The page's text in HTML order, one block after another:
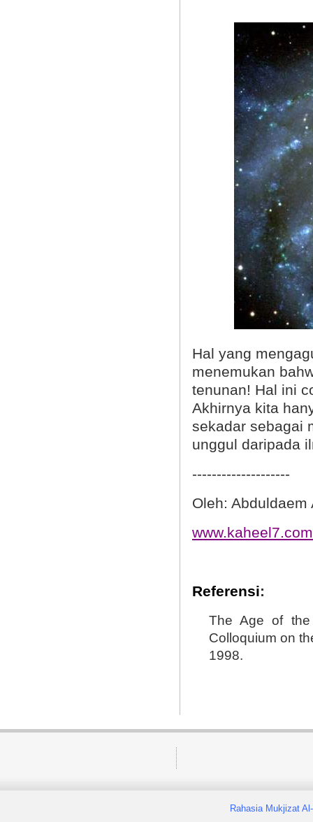
Hal yang
menemukan
tenunan! Hal ini
Akhirnya kita
sekadar sebagai
unggul daripada
--------------------
Oleh: Abduldaem
Referensi:
The Age of the
Colloquium on
1998.
Rahasia Mukjizat